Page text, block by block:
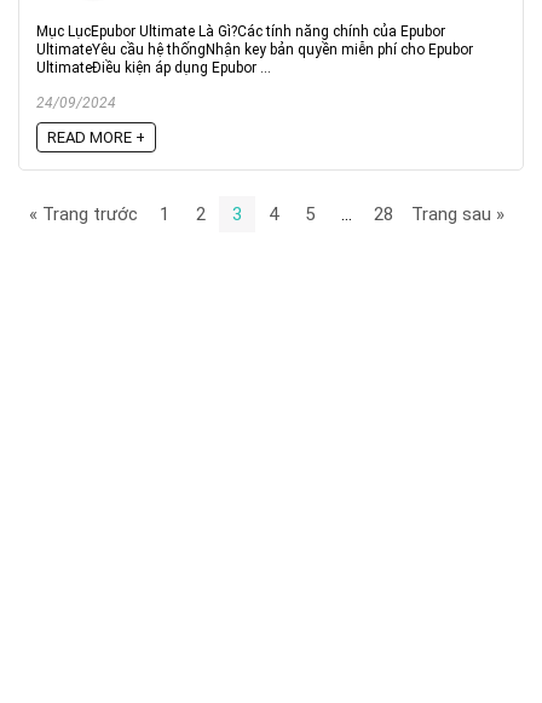
Mục LụcEpubor Ultimate Là Gì?Các tính năng chính của Epubor
UltimateYêu cầu hệ thốngNhận key bản quyền miễn phí cho Epubor
UltimateĐiều kiện áp dụng Epubor ...
24/09/2024
READ MORE +
« Trang trước 1 2 3 4 5 28 Trang sau »